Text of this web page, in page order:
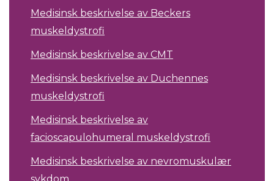
Medisinsk beskrivelse av Beckers
muskeldystrofi
Medisinsk beskrivelse av CMT
Medisinsk beskrivelse av Duchennes
muskeldystrofi
Medisinsk beskrivelse av
facioscapulohumeral muskeldystrofi
Medisinsk beskrivelse av nevromuskulær